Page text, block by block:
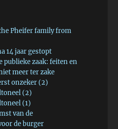
Pheifer family from
14 jaar gestopt
publieke zaak: feiten en
meer ter zake
onzeker (2)
(2)
(1)
van de
de burger